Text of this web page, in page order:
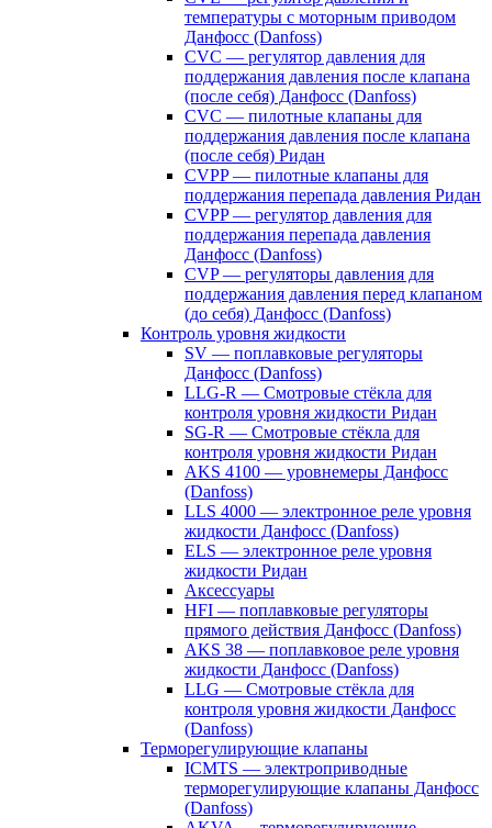
температуры с моторным приводом
Данфосс (Danfoss)
CVС — регулятор давления для
поддержания давления после клапана
(после себя) Данфосс (Danfoss)
CVС — пилотные клапаны для
поддержания давления после клапана
(после себя) Ридан
CVPP — пилотные клапаны для
поддержания перепада давления Ридан
CVPP — регулятор давления для
поддержания перепада давления
Данфосс (Danfoss)
CVP — регуляторы давления для
поддержания давления перед клапаном
(до себя) Данфосс (Danfoss)
Контроль уровня жидкости
SV — поплавковые регуляторы
Данфосс (Danfoss)
LLG-R — Смотровые стёкла для
контроля уровня жидкости Ридан
SG-R — Смотровые стёкла для
контроля уровня жидкости Ридан
AKS 4100 — уровнемеры Данфосс
(Danfoss)
LLS 4000 — электронное реле уровня
жидкости Данфосс (Danfoss)
ELS — электронное реле уровня
жидкости Ридан
Аксессуары
HFI — поплавковые регуляторы
прямого действия Данфосс (Danfoss)
AKS 38 — поплавковое реле уровня
жидкости Данфосс (Danfoss)
LLG — Смотровые стёкла для
контроля уровня жидкости Данфосс
(Danfoss)
Терморегулирующие клапаны
ICMTS — электроприводные
терморегулирующие клапаны Данфосс
(Danfoss)